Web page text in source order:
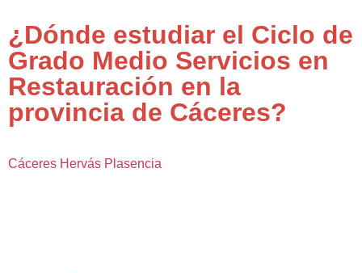
¿Dónde estudiar el Ciclo de
Grado Medio Servicios en
Restauración en la
provincia de Cáceres?
Cáceres Hervás Plasencia